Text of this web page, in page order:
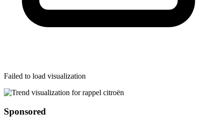
Failed to load visualization
Sponsored